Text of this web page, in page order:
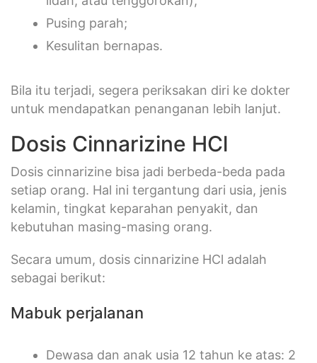
Pusing parah;
Kesulitan bernapas.
Bila itu terjadi, segera periksakan diri ke dokter
untuk mendapatkan penanganan lebih lanjut.
Dosis Cinnarizine HCl
Dosis cinnarizine bisa jadi berbeda-beda pada
setiap orang. Hal ini tergantung dari usia, jenis
kelamin, tingkat keparahan penyakit, dan
kebutuhan masing-masing orang.
Secara umum, dosis cinnarizine HCl adalah
sebagai berikut:
Mabuk perjalanan
Dewasa dan anak usia 12 tahun ke atas: 2